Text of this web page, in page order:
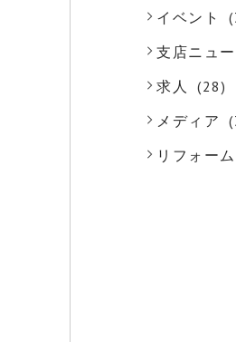
イベント
支店ニュ
求人
(28)
メディア
リフォーム